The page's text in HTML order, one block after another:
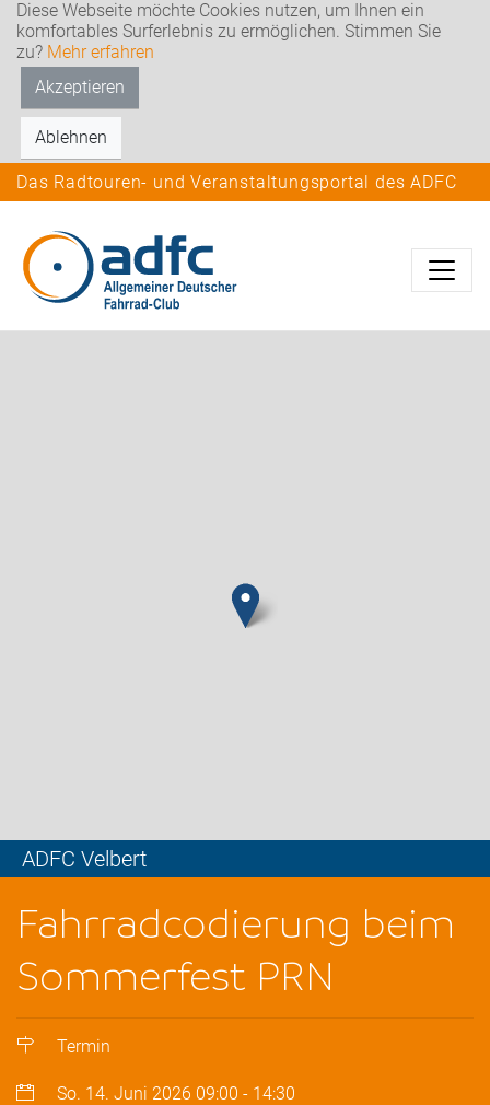
Diese Webseite möchte Cookies nutzen, um Ihnen ein
komfortables Surferlebnis zu ermöglichen. Stimmen Sie
zu? Mehr erfahren
Akzeptieren
Ablehnen
Das Radtouren- und Veranstaltungsportal des ADFC
ADFC Velbert
Fahrradcodierung beim
Sommerfest PRN
Termin
So. 14. Juni 2026 09:00 - 14:30